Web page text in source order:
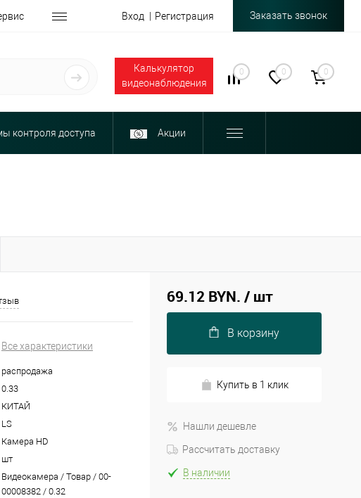
Вход Регистрация Заказать звонок
Калькулятор
видеонаблюдения
0 0 0
контроля доступа Акции
Все характеристики
распродажа
0.33
КИТАЙ
LS
Камера HD
шт
Видеокамера / Товар / 00-
00008382 / 0.32
69.12 BYN. / шт
В корзину
Купить в 1 клик
Нашли дешевле
Рассчитать доставку
В наличии